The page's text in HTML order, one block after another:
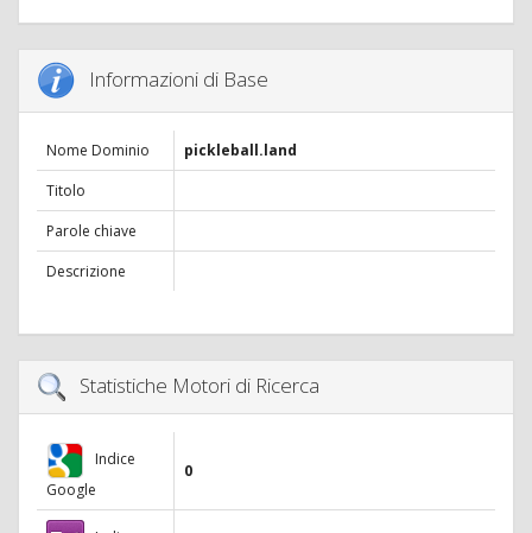
Informazioni di Base
Nome Dominio
pickleball.land
Titolo
Parole chiave
Descrizione
Statistiche Motori di Ricerca
Indice
Google
0